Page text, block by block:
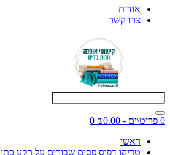
אודות
צרו קשר
0 פריט\ים - ₪0.00
0
ראשי
טריקו דפוס פסים שבורים על רקע